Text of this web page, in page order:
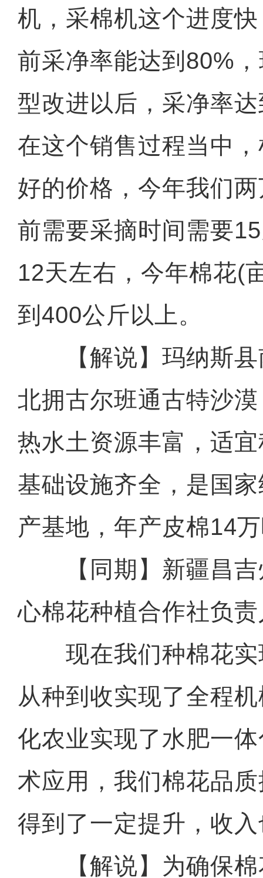
机，采棉机这个进度
前采净率能达到80%
型改进以后，采净率
在这个销售过程当中
好的价格，今年我们
前需要采摘时间需要
12天左右，今年棉花(
到400公斤以上。
【解说】玛纳斯县
北拥古尔班通古特沙
热水土资源丰富，适
基础设施齐全，是国
产基地，年产皮棉14
【同期】新疆昌吉
心棉花种植合作社负
现在我们种棉花实
从种到收实现了全程
化农业实现了水肥一
术应用，我们棉花品
得到了一定提升，收
【解说】为确保棉